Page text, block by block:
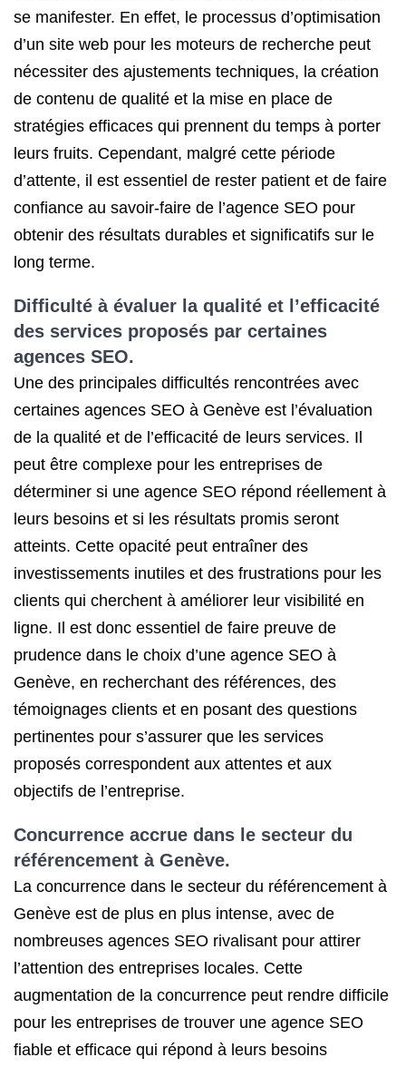
se manifester. En effet, le processus d’optimisation
d’un site web pour les moteurs de recherche peut
nécessiter des ajustements techniques, la création
de contenu de qualité et la mise en place de
stratégies efficaces qui prennent du temps à porter
leurs fruits. Cependant, malgré cette période
d’attente, il est essentiel de rester patient et de faire
confiance au savoir-faire de l’agence SEO pour
obtenir des résultats durables et significatifs sur le
long terme.
Difficulté à évaluer la qualité et l’efficacité
des services proposés par certaines
agences SEO.
Une des principales difficultés rencontrées avec
certaines agences SEO à Genève est l’évaluation
de la qualité et de l’efficacité de leurs services. Il
peut être complexe pour les entreprises de
déterminer si une agence SEO répond réellement à
leurs besoins et si les résultats promis seront
atteints. Cette opacité peut entraîner des
investissements inutiles et des frustrations pour les
clients qui cherchent à améliorer leur visibilité en
ligne. Il est donc essentiel de faire preuve de
prudence dans le choix d’une agence SEO à
Genève, en recherchant des références, des
témoignages clients et en posant des questions
pertinentes pour s’assurer que les services
proposés correspondent aux attentes et aux
objectifs de l’entreprise.
Concurrence accrue dans le secteur du
référencement à Genève.
La concurrence dans le secteur du référencement à
Genève est de plus en plus intense, avec de
nombreuses agences SEO rivalisant pour attirer
l’attention des entreprises locales. Cette
augmentation de la concurrence peut rendre difficile
pour les entreprises de trouver une agence SEO
fiable et efficace qui répond à leurs besoins